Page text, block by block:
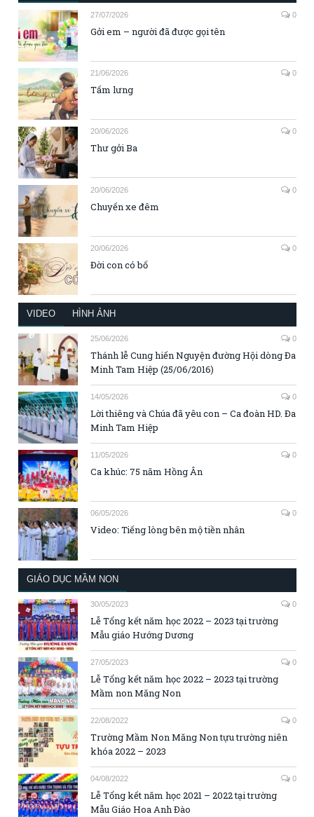
27/07/2026 0
Gởi em – người đã được gọi tên
21/06/2026 0
Tấm lưng
20/06/2026 0
Thư gởi Ba
20/06/2026 0
Chuyến xe đêm
20/06/2026 0
Đời con có bố
VIDEO HÌNH ẢNH
25/06/2026 0
Thánh lễ Cung hiến Nguyện đường Hội dòng Đa
Minh Tam Hiệp (25/06/2016)
14/05/2026 0
Lời thiêng và Chúa đã yêu con – Ca đoàn HD. Đa
Minh Tam Hiệp
11/05/2026 0
Ca khúc: 75 năm Hồng Ân
06/05/2026 0
Video: Tiếng lòng bên mộ tiền nhân
GIÁO DỤC MẦM NON
30/05/2023 0
Lễ Tổng kết năm học 2022 – 2023 tại trường
Mẫu giáo Hướng Dương
27/05/2023 0
Lễ Tổng kết năm học 2022 – 2023 tại trường
Mầm non Măng Non
22/08/2022 0
Trường Mầm Non Măng Non tựu trường niên
khóa 2022 – 2023
04/08/2022 0
Lễ Tổng kết năm học 2021 – 2022 tại trường
Mẫu Giáo Hoa Anh Đào